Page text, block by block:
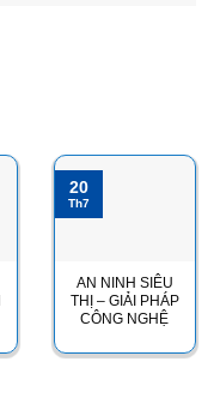
AN NINH SIÊU
THỊ – GIẢI PHÁP
CÔNG NGHỆ
20
Th7